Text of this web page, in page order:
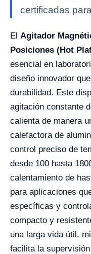
certificadas
El Agitador
Posiciones (Hot
esencial en
diseño innovador
durabilidad. Este
agitación constante
calienta de manera
calefactora de
control preciso de
desde 100 hasta
calentamiento de
para aplicaciones
específicas y
compacto y
una larga vida útil,
facilita la